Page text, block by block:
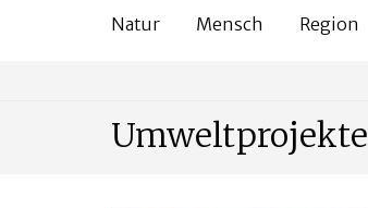
Natur Mensch Region
Umweltprojekte